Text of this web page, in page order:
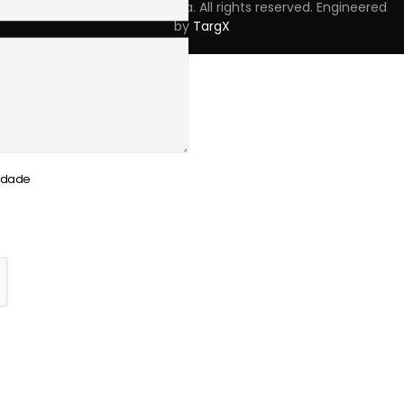
Copyright © 2023 Skpro, Lda. All rights reserved. Engineered
by TargX